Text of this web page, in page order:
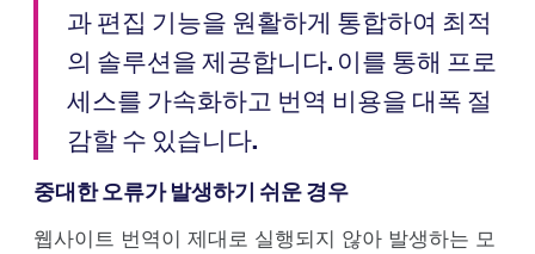
과 편집 기능을 원활하게 통합하여 최적
의 솔루션을 제공합니다. 이를 통해 프로
세스를 가속화하고 번역 비용을 대폭 절
감할 수 있습니다.
중대한 오류가 발생하기 쉬운 경우
웹사이트 번역이 제대로 실행되지 않아 발생하는 모